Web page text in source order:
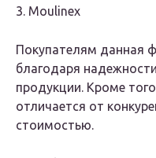
3. Moulinex
Покупателям данная
благодаря
продукции. Кроме
отличается от
стоимостью.